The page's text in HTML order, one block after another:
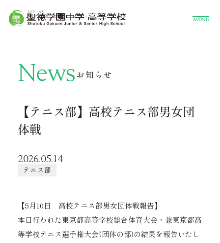
News お知らせ
【テニス部】高校テニス部男女団
体戦
2026.05.14
テニス部
【5月10日 高校テニス部男女団体戦報告】
本日行われた東京都高等学校総合体育大会・兼東京都高
等学校テニス選手権大会(団体の部)の結果を報告いたし